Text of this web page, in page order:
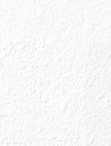
ナ
ゲ
ー
シ